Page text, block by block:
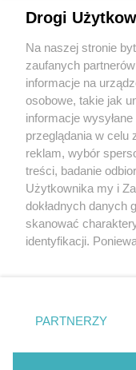
Rudy Śląskiej i
4 / 8
zabrze i
Odbudowa
Śląskiej i Zabrza
opracowaniem
prac i wyzwania
Wydawca mediów
Nie zapomnij
zapoznać się z:
polityką
Twojemiasto
Piekary Śląskie
Chorzów
Tarnowskie Góry
Gliwice
Drogi
Na naszej stronie
zaufanych
informacje na
osobowe, takie jak
informacje
przeglądania w celu
reklam, wybór
treści, badanie
Użytkownika my i
dokładnych danych
skanować
identyfikacji.
prywatności
. Niektóre
zgody użytkownika,
takiemu
PARTNERZY